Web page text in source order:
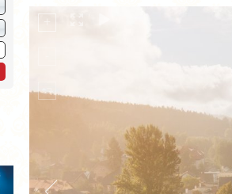
Stärkung der Atemwege